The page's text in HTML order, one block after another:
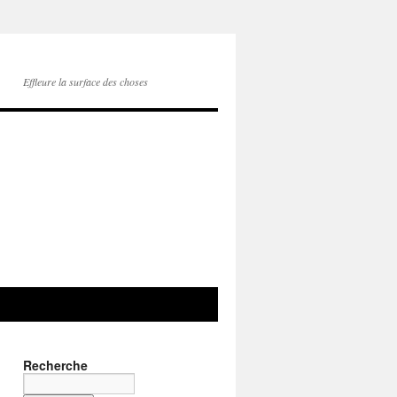
Effleure la surface des choses
Recherche